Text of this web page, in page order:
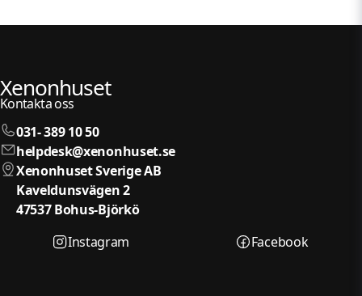
Xenonhuset
Kontakta oss
031- 389 10 50
helpdesk@xenonhuset.se
Xenonhuset Sverige AB
Kaveldunsvägen 2
47537 Bohus-Björkö
Instagram
Facebook